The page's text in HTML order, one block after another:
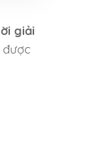
giải
được